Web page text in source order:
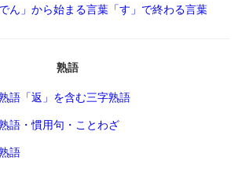
でん」から始まる言葉 「す」で終わる言葉
熟語
語 「返」を含む三字熟語
語・慣用句・ことわざ
語